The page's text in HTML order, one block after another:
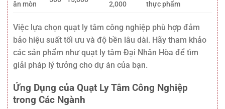
ăn mòn 2,000 thực phẩm
Việc lựa chọn quạt ly tâm công nghiệp phù hợp đảm
bảo hiệu suất tối ưu và độ bền lâu dài. Hãy tham khảo
các sản phẩm như quạt ly tâm Đại Nhân Hòa để tìm
giải pháp lý tưởng cho dự án của bạn.
Ứng Dụng của Quạt Ly Tâm Công Nghiệp
trong Các Ngành